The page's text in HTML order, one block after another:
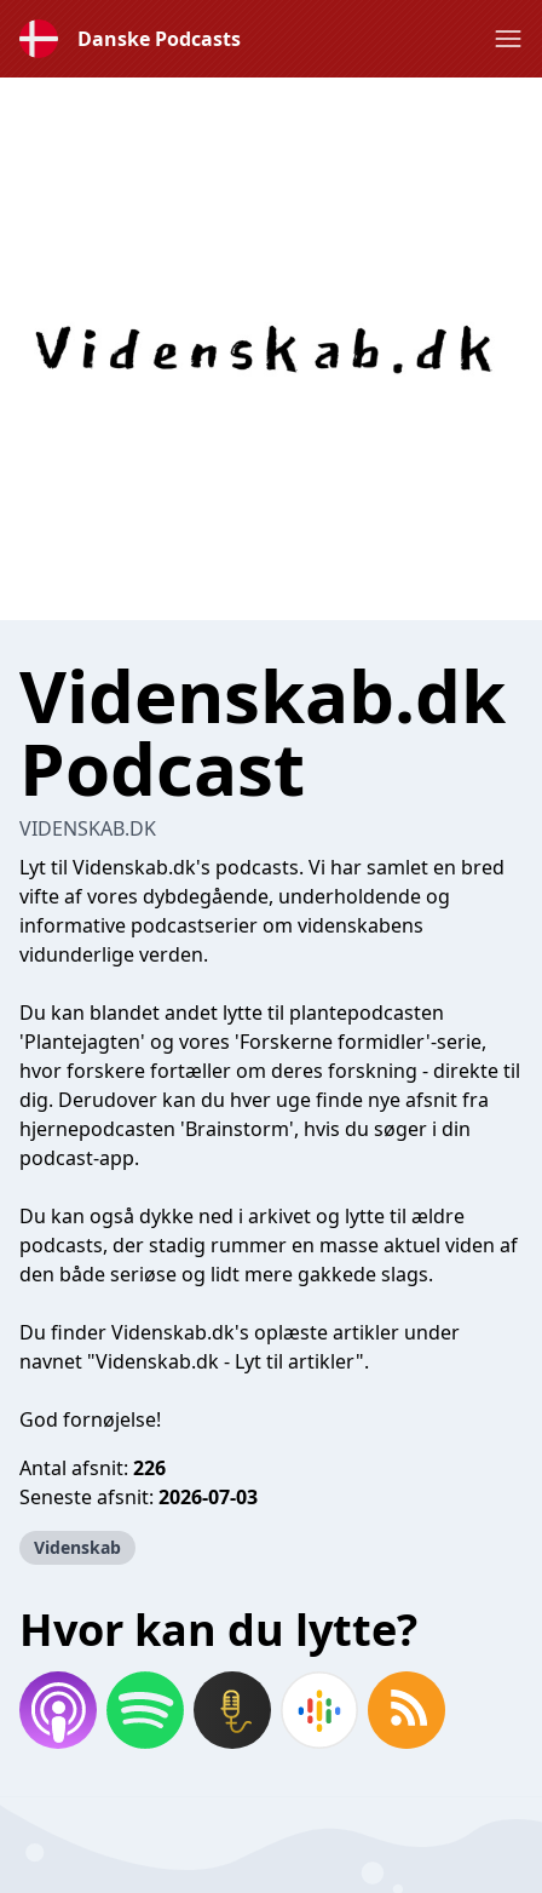
Danske Podcasts
Videnskab.dk
Podcast
VIDENSKAB.DK
Lyt til Videnskab.dk's podcasts. Vi har samlet en bred
vifte af vores dybdegående, underholdende og
informative podcastserier om videnskabens
vidunderlige verden.
Du kan blandet andet lytte til plantepodcasten
'Plantejagten' og vores 'Forskerne formidler'-serie,
hvor forskere fortæller om deres forskning - direkte til
dig. Derudover kan du hver uge finde nye afsnit fra
hjernepodcasten 'Brainstorm', hvis du søger i din
podcast-app.
Du kan også dykke ned i arkivet og lytte til ældre
podcasts, der stadig rummer en masse aktuel viden af
den både seriøse og lidt mere gakkede slags.
Du finderVidenskab.dk's oplæste artikler under
navnet "Videnskab.dk- Lyt til artikler".
God fornøjelse!
Antal afsnit: 226
Seneste afsnit: 2026-07-03
Videnskab
Hvor kan du lytte?